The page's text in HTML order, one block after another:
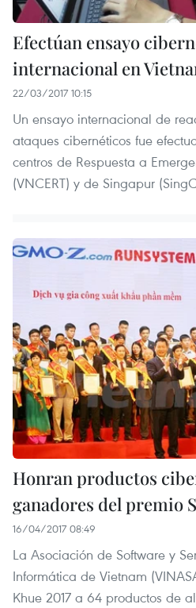
Efectúan ensayo
internacional en
22/03/2017 10:15
Un ensayo internacional de
ataques cibernéticos fue
centros de Respuesta a
(VNCERT) y de Singapur
Honran productos
ganadores del premio
16/04/2017 08:49
La Asociación de Software y
Informática de Vietnam
Khue 2017 a 64 productos de